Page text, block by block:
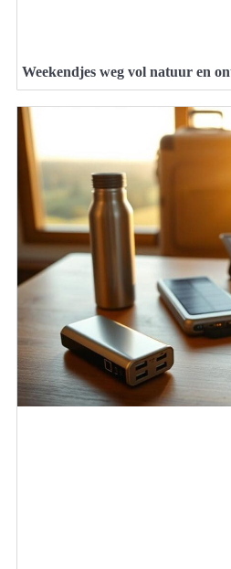
Weekendjes weg vol natuur en